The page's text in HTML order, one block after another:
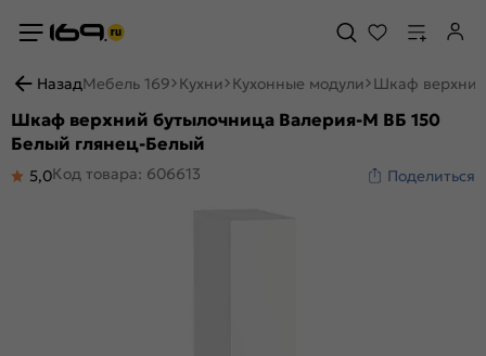
НазадМебель 169 Кухни Кухонные модули Шкаф
Шкаф верхний бутылочница Валерия-М ВБ 150
Белый глянец-Белый
5,0Код товара: 606613 Поделиться